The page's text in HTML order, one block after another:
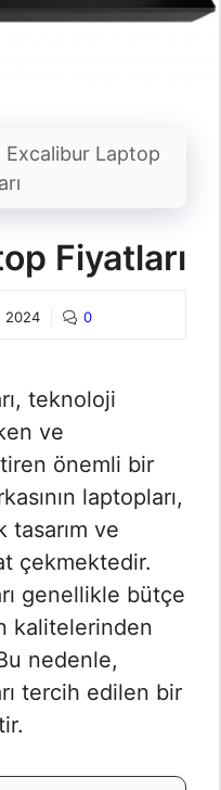
Excalibur Laptop
Fiyatları
2024 0
teknoloji
ve
önemli bir
laptopları,
tasarım ve
çekmektedir.
genellikle bütçe
kalitelerinden
nedenle,
tercih edilen bir